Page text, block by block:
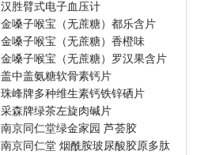
汉胜臂式电子血压计
金嗓子喉宝（无蔗糖）都乐含片
金嗓子喉宝（无蔗糖）香橙味
金嗓子喉宝（无蔗糖）罗汉果含片
盖中盖氨糖软骨素钙片
珠峰牌多种维生素钙铁锌硒片
采森牌绿茶左旋肉碱片
南京同仁堂绿金家园 芦荟胶
南京同仁堂 烟酰胺玻尿酸胶原多肽